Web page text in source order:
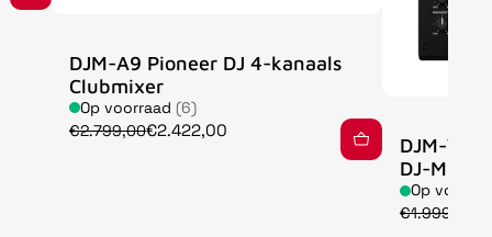
DJM-A9 Pioneer DJ 4-kanaals
Clubmixer
Op voorraad (6)
€2.799,00€2.422,00
DJM-V5
DJ-Mixer
Op
€1.999,00